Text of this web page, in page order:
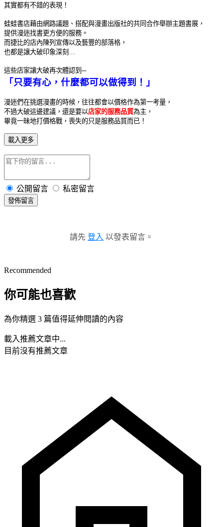
其實都有不錯的表現！
蛙蛙書店藉由網路議題、搭配與漫畫出版社的共同合作舉辦主題書展，
提供漫迷找書更方便的服務。
而捷比的店內陳列宣傳以及藝豐的部落格，
也都是讓大破印象深刻…
這些店家讓大破再次體認到─
「只要有心，什麼都可以做得到！」
漫迷們在挑選漫畫的時候，往往都會以價格作為第一考量，
不過大破這邊建議，還是要以店家的服務品質為主，
畢竟一昧地打價格戰，喪失的只是服務品質而已！
載入更多
公開留言 私密留言
發佈留言
請先 登入 以發表留言。
Recommended
你可能也喜歡
為你精選 3 篇值得延伸閱讀的內容
載入推薦文章中...
目前沒有推薦文章